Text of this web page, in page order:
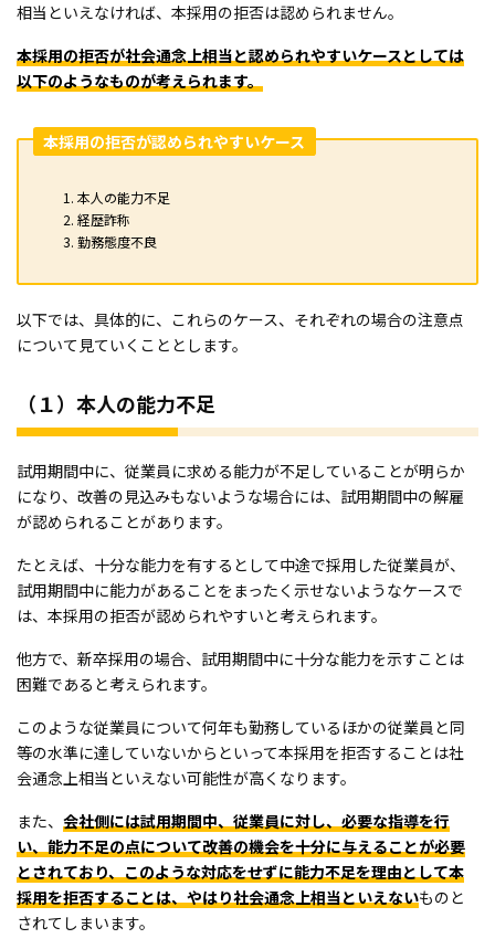
相当といえなければ、本採用の拒否は認められません。
本採用の拒否が社会通念上相当と認められやすいケースとしては
以下のようなものが考えられます。
本採用の拒否が認められやすいケース
本人の能力不足
経歴詐称
勤務態度不良
以下では、具体的に、これらのケース、それぞれの場合の注意点
について見ていくこととします。
（１）本人の能力不足
試用期間中に、従業員に求める能力が不足していることが明らか
になり、改善の見込みもないような場合には、試用期間中の解雇
が認められることがあります。
たとえば、十分な能力を有するとして中途で採用した従業員が、
試用期間中に能力があることをまったく示せないようなケースで
は、本採用の拒否が認められやすいと考えられます。
他方で、新卒採用の場合、試用期間中に十分な能力を示すことは
困難であると考えられます。
このような従業員について何年も勤務しているほかの従業員と同
等の水準に達していないからといって本採用を拒否することは社
会通念上相当といえない可能性が高くなります。
また、 会社側には試用期間中、従業員に対し、必要な指導を行
い、能力不足の点について改善の機会を十分に与えることが必要
とされており、このような対応をせずに能力不足を理由として本
採用を拒否することは、やはり社会通念上相当といえないものと
されてしまいます。